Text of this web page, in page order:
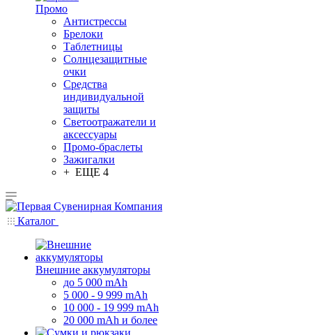
Промо
Антистрессы
Брелоки
Таблетницы
Солнцезащитные
очки
Средства
индивидуальной
защиты
Светоотражатели и
аксессуары
Промо-браслеты
Зажигалки
+ ЕЩЕ 4
Каталог
Внешние аккумуляторы
до 5 000 mAh
5 000 - 9 999 mAh
10 000 - 19 999 mAh
20 000 mAh и более